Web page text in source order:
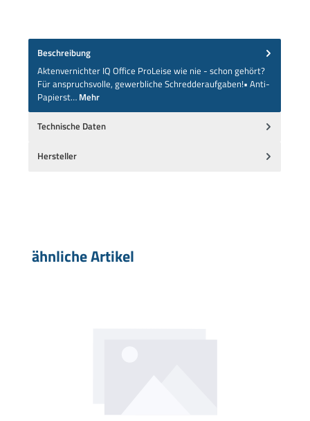
Beschreibung
Aktenvernichter IQ Office ProLeise wie nie - schon gehört?
Für anspruchsvolle, gewerbliche Schredderaufgaben!• Anti-
Papierst… Mehr
Technische Daten
Hersteller
Produktgalerie überspringen
ähnliche Artikel